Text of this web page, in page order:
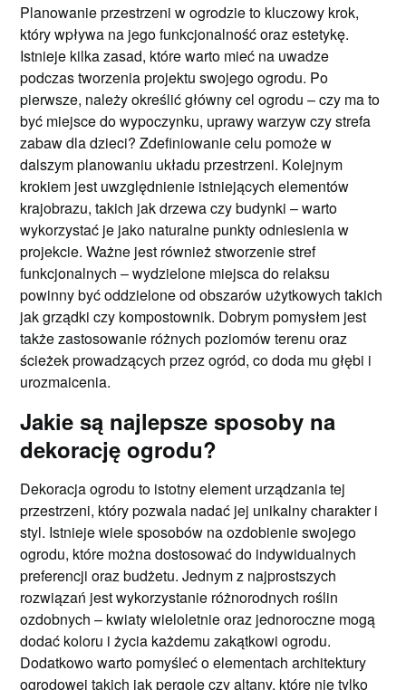
Planowanie przestrzeni w ogrodzie to kluczowy krok,
który wpływa na jego funkcjonalność oraz estetykę.
Istnieje kilka zasad, które warto mieć na uwadze
podczas tworzenia projektu swojego ogrodu. Po
pierwsze, należy określić główny cel ogrodu – czy ma to
być miejsce do wypoczynku, uprawy warzyw czy strefa
zabaw dla dzieci? Zdefiniowanie celu pomoże w
dalszym planowaniu układu przestrzeni. Kolejnym
krokiem jest uwzględnienie istniejących elementów
krajobrazu, takich jak drzewa czy budynki – warto
wykorzystać je jako naturalne punkty odniesienia w
projekcie. Ważne jest również stworzenie stref
funkcjonalnych – wydzielone miejsca do relaksu
powinny być oddzielone od obszarów użytkowych takich
jak grządki czy kompostownik. Dobrym pomysłem jest
także zastosowanie różnych poziomów terenu oraz
ścieżek prowadzących przez ogród, co doda mu głębi i
urozmaicenia.
Jakie są najlepsze sposoby na
dekorację ogrodu?
Dekoracja ogrodu to istotny element urządzania tej
przestrzeni, który pozwala nadać jej unikalny charakter i
styl. Istnieje wiele sposobów na ozdobienie swojego
ogrodu, które można dostosować do indywidualnych
preferencji oraz budżetu. Jednym z najprostszych
rozwiązań jest wykorzystanie różnorodnych roślin
ozdobnych – kwiaty wieloletnie oraz jednoroczne mogą
dodać koloru i życia każdemu zakątkowi ogrodu.
Dodatkowo warto pomyśleć o elementach architektury
ogrodowej takich jak pergole czy altany, które nie tylko